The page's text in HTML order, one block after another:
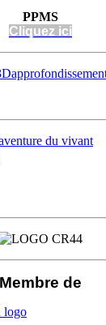
PPMS
Cliquez ici
Membre de